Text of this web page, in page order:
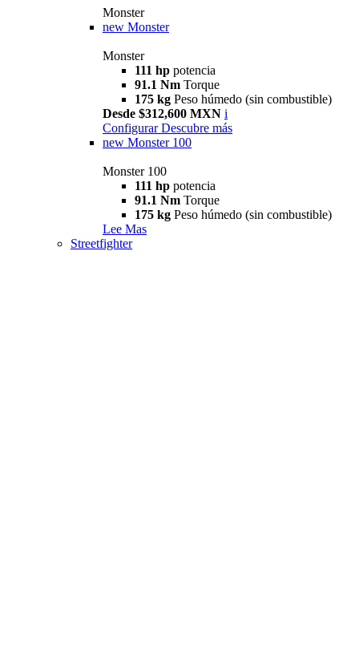
Monster
new Monster
Monster
111 hp potencia
91.1 Nm Torque
175 kg Peso húmedo (sin combustible)
Desde $312,600 MXN i
Configurar Descubre más
new Monster 100
Monster 100
111 hp potencia
91.1 Nm Torque
175 kg Peso húmedo (sin combustible)
Lee Mas
Streetfighter